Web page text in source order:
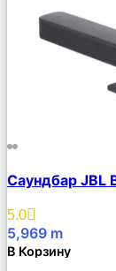
Описание
Избранное
Саундбар JBL
5.0
5,969 m
В Корзину